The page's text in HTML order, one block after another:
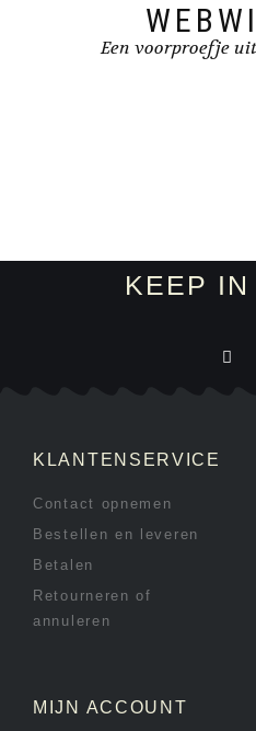
Een voorproefje
KEEP IN
KLANTENSERVICE
Contact opnemen
Bestellen en leveren
Betalen
Retourneren of
annuleren
MIJN ACCOUNT